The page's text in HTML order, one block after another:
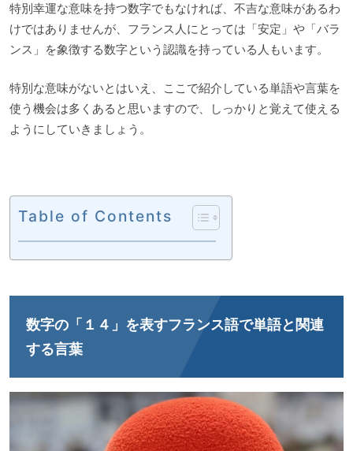
特別幸運な意味を持つ数字でもなければ、不吉な意味があるわ
けではありませんが、フランス人にとっては「安定」や「バラ
ンス」を象徴する数字という認識を持っている人もいます。
特別な意味がないとはいえ、ここで紹介している単語や言葉を
使う機会は多くあると思いますので、しっかりと覚えて使える
ようにしていきましょう。
Table of Contents
数字の「１４」を表すフランス語で単語と関連
する言葉